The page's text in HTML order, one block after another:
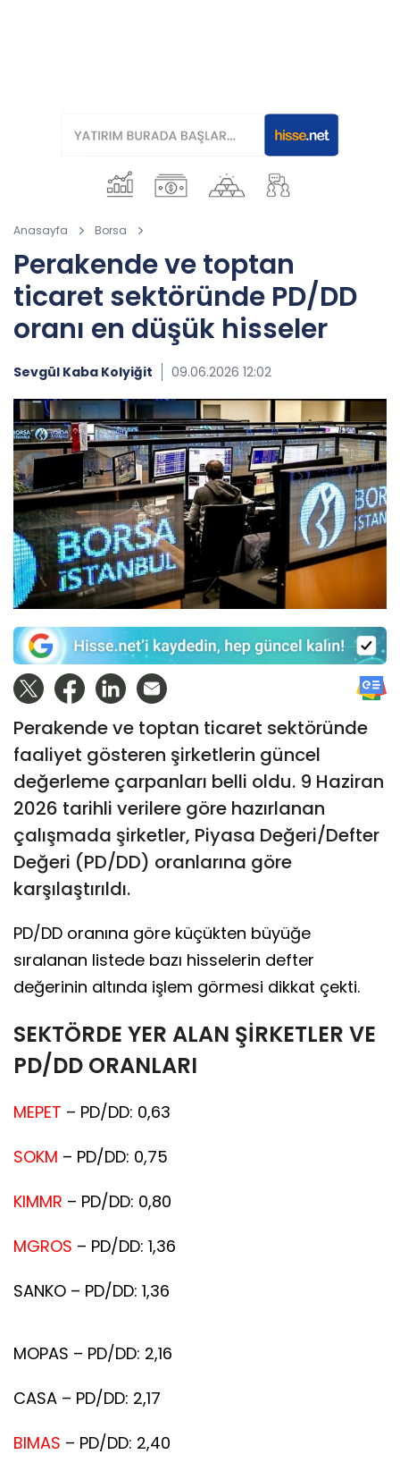
Anasayfa Borsa
Perakende ve toptan
ticaret sektöründe PD/DD
oranı en düşük hisseler
Sevgül Kaba Kolyiğit 09.06.2026 12:02
Perakende ve toptan ticaret sektöründe
faaliyet gösteren şirketlerin güncel
değerleme çarpanları belli oldu. 9 Haziran
2026 tarihli verilere göre hazırlanan
çalışmada şirketler, Piyasa Değeri/Defter
Değeri (PD/DD) oranlarına göre
karşılaştırıldı.
PD/DD oranına göre küçükten büyüğe
sıralanan listede bazı hisselerin defter
değerinin altında işlem görmesi dikkat çekti.
SEKTÖRDE YER ALAN ŞİRKETLER VE
PD/DD ORANLARI
MEPET – PD/DD: 0,63
SOKM – PD/DD: 0,75
KIMMR – PD/DD: 0,80
MGROS – PD/DD: 1,36
SANKO – PD/DD: 1,36
MOPAS – PD/DD: 2,16
CASA – PD/DD: 2,17
BIMAS – PD/DD: 2,40